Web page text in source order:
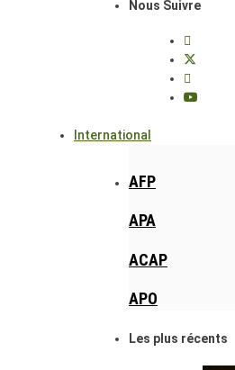
Nous Suivre
International
AFP
APA
ACAP
APO
Les plus récents